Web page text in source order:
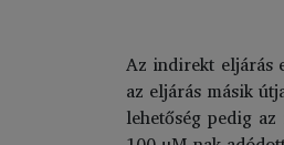
Az indirekt eljárás
az eljárás másik
lehetőség pedig